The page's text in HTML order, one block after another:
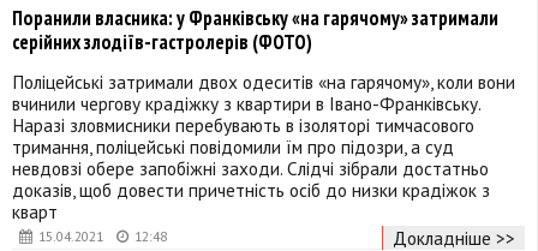
15.04.2021 12:48
Поранили власника: у Франківську «на гарячому» затримали
серійних злодіїв-гастролерів (ФОТО)
Поліцейські затримали двох одеситів «на гарячому», коли вони
вчинили чергову крадіжку з квартири в Івано-Франківську.
Наразі зловмисники перебувають в ізоляторі тимчасового
тримання, поліцейські повідомили їм про підозри, а суд
невдовзі обере запобіжні заходи. Слідчі зібрали достатньо
доказів, щоб довести причетність осіб до низки крадіжок з
кварт
Докладніше >>